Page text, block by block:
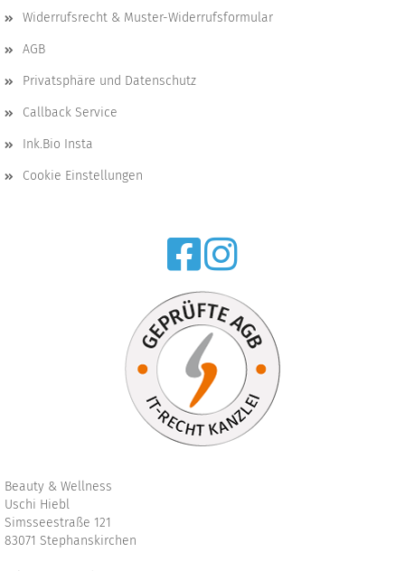
Widerrufsrecht & Muster-Widerrufsformular
AGB
Privatsphäre und Datenschutz
Callback Service
Ink.Bio Insta
Cookie Einstellungen
Beauty & Wellness
Uschi Hiebl
Simsseestraße 121
83071 Stephanskirchen